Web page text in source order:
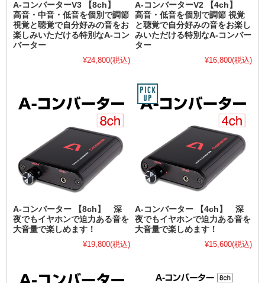
A-コンバーターV3 【8ch】
高音・中音・低音を個別で調節
視覚と聴覚で自分好みの音をお
楽しみいただける特別なA-コン
バーター
¥24,800(税込)
A-コンバーターV2 【4ch】
高音・低音を個別で調節 視覚
と聴覚で自分好みの音をお楽し
みいただける特別なA-コンバー
ター
¥16,800(税込)
A-コンバーター 【8ch】 深
夜でもイヤホンで迫力ある音を
大音量で楽しめます！
¥19,800(税込)
A-コンバーター 【4ch】 深
夜でもイヤホンで迫力ある音を
大音量で楽しめます！
¥15,600(税込)